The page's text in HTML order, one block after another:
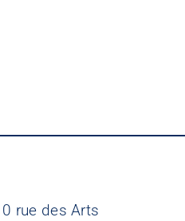
rue des Arts